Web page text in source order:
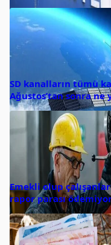
SD kanalların tümü
Ağustos’tan sonra ne
Emekli olup
rapor parası